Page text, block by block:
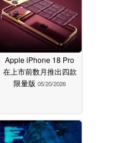
Apple iPhone 18 Pro
在上市前数月推出四款
限量版 05/20/2026